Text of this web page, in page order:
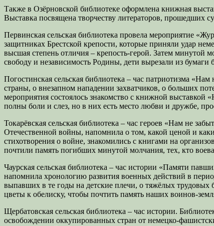
Также в Озёрновской библиотеке оформлена книжная
Выставка посвящена творчеству литераторов, прошедших
Первинская сельская библиотека провела мероприятие
защитниках Брестской крепости, которые приняли удар
высшая степень отличия – крепость-герой. Затем
свободу и независимость Родины, дети вырезали из
Погостинская сельская библиотека – час патриотизма
страны, о внезапном нападении захватчиков, о больших
мероприятия состоялось знакомство с книжной выставкой
полны боли и слез, но в них есть место любви и дружбе,
Токарёвская сельская библиотека – час героев «Нам не
Отечественной войны, напомнила о том, какой ценой и
стихотворения о войне, знакомились с книгами на
почтили память погибших минутой молчания, тех, кто
Чаурская сельская библиотека – час истории «Памяти
напомнила хронологию развития военных действий в
выпавших в те годы на детские плечи, о тяжёлых трудовых
цветы к обелиску, чтобы почтить память наших воинов-
Щербатовская сельская библиотека – час истории.
освобождении оккупированных стран от немецко-